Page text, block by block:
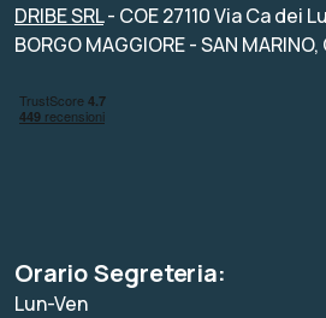
DRIBE SRL- COE 27110 Via Ca dei
BORGO MAGGIORE - SAN
Orario Segreteria:
Lun-Ven